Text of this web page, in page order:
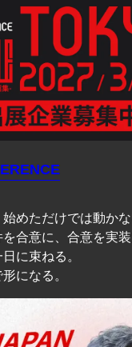
始めただけでは動か
合意に、合意を実装
に束ねる。
になる。